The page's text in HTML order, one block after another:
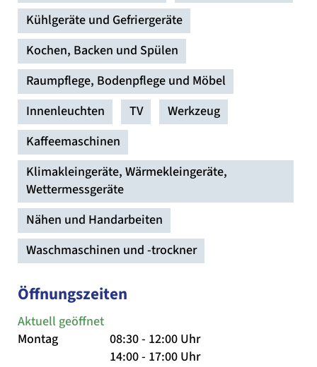
Kühlgeräte und Gefriergeräte
Kochen, Backen und Spülen
Raumpflege, Bodenpflege und Möbel
Innenleuchten
TV
Werkzeug
Kaffeemaschinen
Klimakleingeräte, Wärmekleingeräte,
Wettermessgeräte
Nähen und Handarbeiten
Waschmaschinen und -trockner
Öffnungszeiten
Aktuell geöffnet
Montag
08:30 - 12:00 Uhr
14:00 - 17:00 Uhr